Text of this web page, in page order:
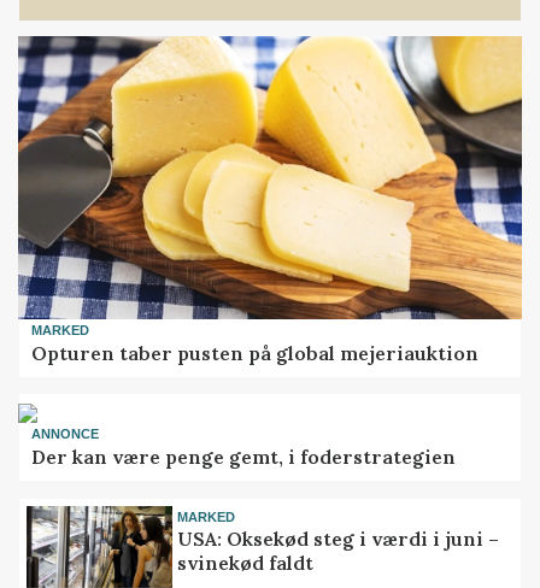
MARKED
Opturen taber pusten på global mejeriauktion
ANNONCE
Der kan være penge gemt, i foderstrategien
MARKED
USA: Oksekød steg i værdi i juni –
svinekød faldt